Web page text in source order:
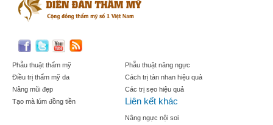
Phẫu thuật thẩm mỹ
Điều trị thẩm mỹ da
Nâng mũi đẹp
Tạo mà lúm đồng tiền
Phẫu thuật nâng ngực
Cách trị tàn nhan hiệu quả
Các trị sẹo hiệu quả
Liên kết khác
Nâng ngực nội soi